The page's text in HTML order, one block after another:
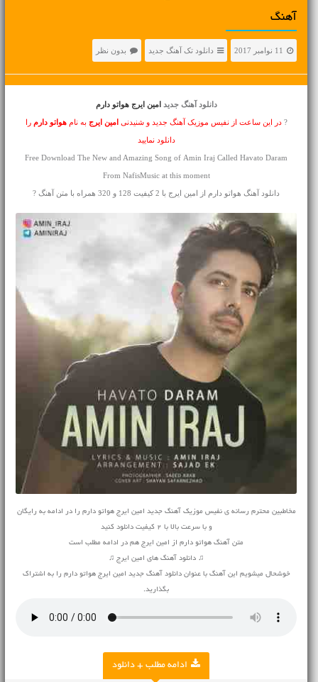
آهنگ
11 نوامبر 2017 دانلود تک آهنگ جدید بدون نظر
دانلود آهنگ جدید امین ایرج هواتو دارم
?در این ساعت از نفیس موزیک آهنگ جدید و شنیدنی امین ایرج به نامهواتو دارم را
دانلود نمایید
Free Download The New and Amazing Song of Amin Iraj Called Havato Daram
From NafisMusic at this moment
دانلود آهنگ هواتو دارم از امین ایرج با 2 کیفیت 128 و 320 همراه با متن آهنگ ?
مخاطبین محترم رسانه ی نفیس موزیک آهنگ جدید امین ایرج هواتو دارم را در ادامه به رایگان
و با سرعت بالا با 2 کیفیت دانلود کنید
متن آهنگ هواتو دارم از امین ایرج هم در ادامه مطلب است
♫ دانلود آهنگ های امین ایرج ♫
خوشحال میشویم این آهنگ با عنوان دانلود آهنگ جدید امین ایرج هواتو دارم را به اشتراک
بگذارید.
ادامه مطلب + دانلود